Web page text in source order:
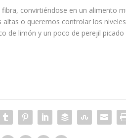
convirtiéndose en un alimento
o queremos controlar los
de limón y un poco de perejil